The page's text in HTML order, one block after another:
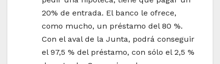
20% de entrada. El banco le ofrece,
como mucho, un préstamo del 80 %.
Con el aval de la Junta, podrá conseguir
el 97,5 % del préstamo, con sólo el 2,5 %